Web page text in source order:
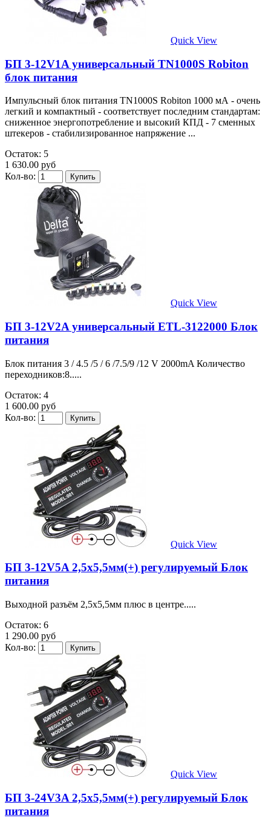
Quick View
БП 3-12V1A универсальный TN1000S Robiton
блок питания
Импульсный блок питания TN1000S Robiton 1000 мА - очень
легкий и компактный - соответствует последним стандартам:
сниженное энергопотребление и высокий КПД - 7 сменных
штекеров - стабилизированное напряжение ...
Остаток: 5
1 630.00 руб
Кол-во:
Quick View
БП 3-12V2A универсальный ETL-3122000 Блок
питания
Блок питания 3 / 4.5 /5 / 6 /7.5/9 /12 V 2000mA Количество
переходников:8.....
Остаток: 4
1 600.00 руб
Кол-во:
Quick View
БП 3-12V5A 2,5х5,5мм(+) регулируемый Блок
питания
Выходной разъём 2,5х5,5мм плюс в центре.....
Остаток: 6
1 290.00 руб
Кол-во:
Quick View
БП 3-24V3A 2,5х5,5мм(+) регулируемый Блок
питания